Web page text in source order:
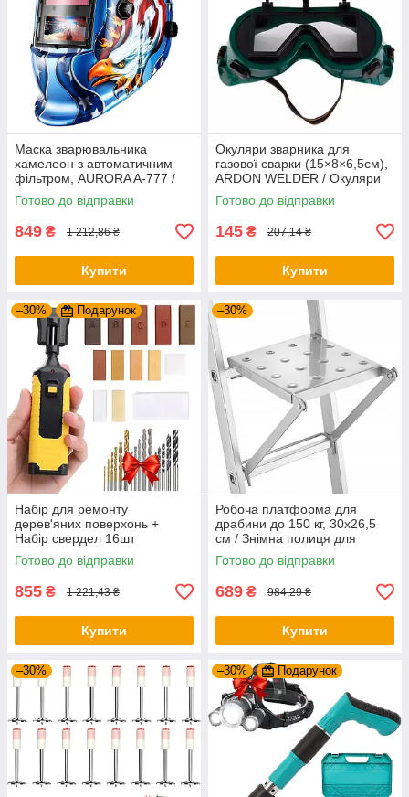
Маска зварювальника
хамелеон з автоматичним
фільтром, AURORA A-777 /
Зварювальна маска
Готово до відправки
849 ₴ 1 212,86 ₴
Купити
Окуляри зварника для
газової сварки (15×8×6,5см),
ARDON WELDER / Окуляри
для зварювання /
Зварювальні окуляри
Готово до відправки
145 ₴ 207,14 ₴
Купити
–30% Подарунок
Набір для ремонту
дерев'яних поверхонь +
Набір свердел 16шт
WELLBORN / Набір для
ремонту підлог
Готово до відправки
855 ₴ 1 221,43 ₴
Купити
–30%
Робоча платформа для
драбини до 150 кг, 30х26,5
см / Знімна полиця для
драбини / Платформа для
стрем'янки
Готово до відправки
689 ₴ 984,29 ₴
Купити
–30% –30% Подарунок